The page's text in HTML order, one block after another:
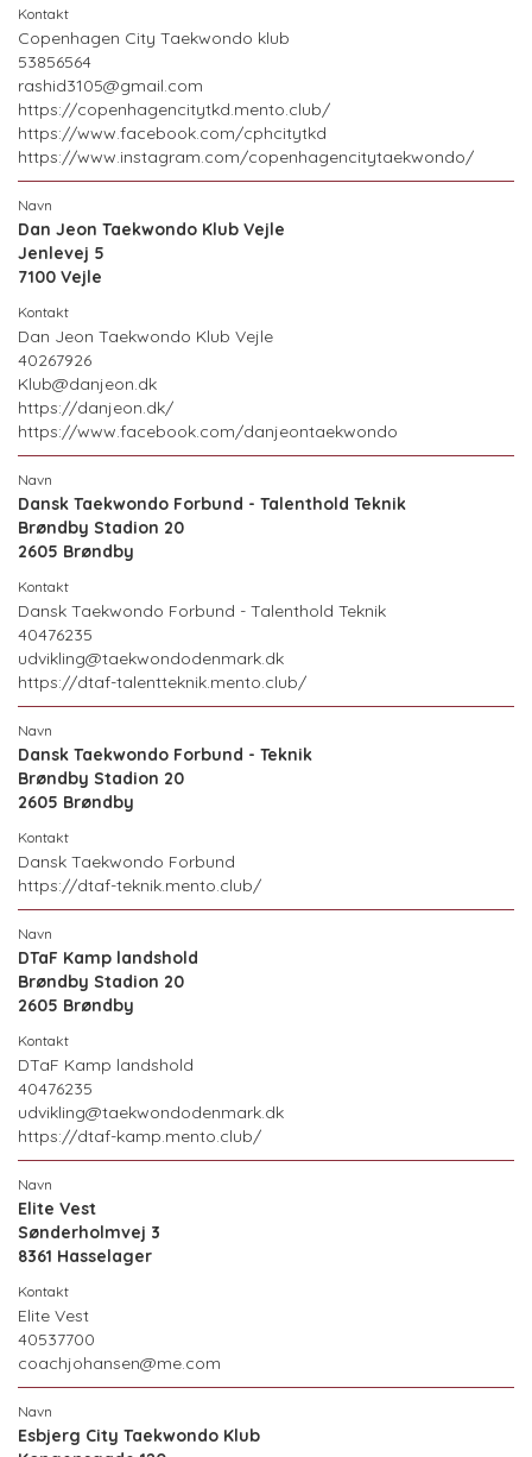
Copenhagen City Taekwondo klub
53856564
rashid3105@gmail.com
https://copenhagencitytkd.mento.club/
https://www.facebook.com/cphcitytkd
https://www.instagram.com/copenhagencitytaekwondo/
Dan Jeon Taekwondo Klub Vejle
Jenlevej 5
7100 Vejle
Dan Jeon Taekwondo Klub Vejle
40267926
Klub@danjeon.dk
https://danjeon.dk/
https://www.facebook.com/danjeontaekwondo
Dansk Taekwondo Forbund - Talenthold Teknik
Brøndby Stadion 20
2605 Brøndby
Dansk Taekwondo Forbund - Talenthold Teknik
40476235
udvikling@taekwondodenmark.dk
https://dtaf-talentteknik.mento.club/
Dansk Taekwondo Forbund - Teknik
Brøndby Stadion 20
2605 Brøndby
Dansk Taekwondo Forbund
https://dtaf-teknik.mento.club/
DTaF Kamp landshold
Brøndby Stadion 20
2605 Brøndby
DTaF Kamp landshold
40476235
udvikling@taekwondodenmark.dk
https://dtaf-kamp.mento.club/
Elite Vest
Sønderholmvej 3
8361 Hasselager
Elite Vest
40537700
coachjohansen@me.com
Esbjerg City Taekwondo Klub